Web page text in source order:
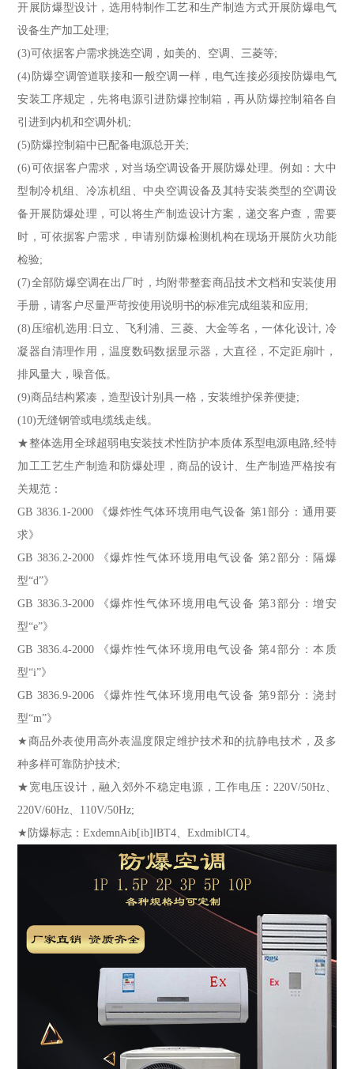
开展防爆型设计，选用特制作工艺和生产制造方式开展防爆电气
设备生产加工处理;
(3)可依据客户需求挑选空调，如美的、空调、三菱等;
(4)防爆空调管道联接和一般空调一样，电气连接必须按防爆电气
安装工序规定，先将电源引进防爆控制箱，再从防爆控制箱各自
引进到内机和空调外机;
(5)防爆控制箱中已配备电源总开关;
(6)可依据客户需求，对当场空调设备开展防爆处理。例如：大中
型制冷机组、冷冻机组、中央空调设备及其特安装类型的空调设
备开展防爆处理，可以将生产制造设计方案，递交客户查，需要
时，可依据客户需求，申请别防爆检测机构在现场开展防火功能
检验;
(7)全部防爆空调在出厂时，均附带整套商品技术文档和安装使用
手册，请客户尽量严苛按使用说明书的标准完成组装和应用;
(8)压缩机选用:日立、飞利浦、三菱、大金等名，一体化设计, 冷
凝器自清理作用，温度数码数据显示器，大直径，不定距扇叶，
排风量大，噪音低。
(9)商品结构紧凑，造型设计别具一格，安装维护保养便捷;
(10)无缝钢管或电缆线走线。
★整体选用全球超弱电安装技术性防护本质体系型电源电路,经特
加工工艺生产制造和防爆处理，商品的设计、生产制造严格按有
关规范：
GB 3836.1-2000 《爆炸性气体环境用电气设备 第1部分：通用要
求》
GB 3836.2-2000 《爆炸性气体环境用电气设备 第2部分：隔爆
型“d”》
GB 3836.3-2000 《爆炸性气体环境用电气设备 第3部分：增安
型“e”》
GB 3836.4-2000 《爆炸性气体环境用电气设备 第4部分：本质
型“i”》
GB 3836.9-2006 《爆炸性气体环境用电气设备 第9部分：浇封
型“m”》
★商品外表使用高外表温度限定维护技术和的抗静电技术，及多
种多样可靠防护技术;
★宽电压设计，融入郊外不稳定电源，工作电压：220V/50Hz、
220V/60Hz、110V/50Hz;
★防爆标志：ExdemnAib[ib]‖BT4、Exdmib‖CT4。